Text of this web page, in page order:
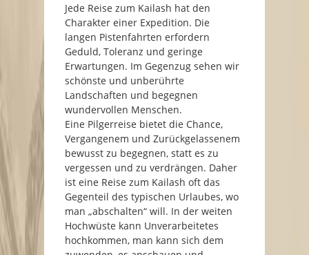
Jede Reise zum Kailash hat den
Charakter einer Expedition. Die
langen Pistenfahrten erfordern
Geduld, Toleranz und geringe
Erwartungen. Im Gegenzug sehen wir
schönste und unberührte
Landschaften und begegnen
wundervollen Menschen.
Eine Pilgerreise bietet die Chance,
Vergangenem und Zurückgelassenem
bewusst zu begegnen, statt es zu
vergessen und zu verdrängen. Daher
ist eine Reise zum Kailash oft das
Gegenteil des typischen Urlaubes, wo
man „abschalten“ will. In der weiten
Hochwüste kann Unverarbeitetes
hochkommen, man kann sich dem